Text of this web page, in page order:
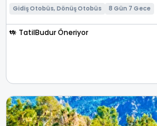
Gidiş Otobüs, Dönüş Otobüs 8 Gün 7 Gece
TatilBudur Öneriyor